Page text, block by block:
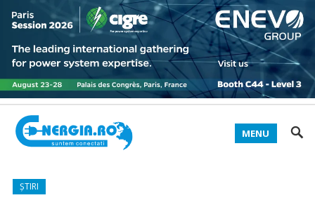
MENU
ȘTIRI